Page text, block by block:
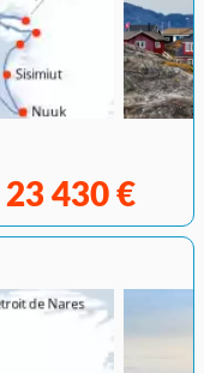
23 430 €